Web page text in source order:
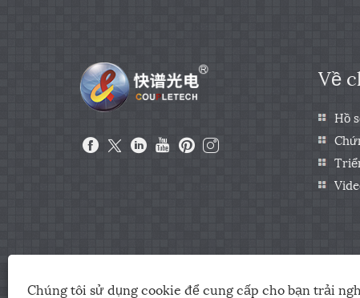
Về
Hồ
Chúng tôi sử dụng cookie để cung cấp cho bạn trải